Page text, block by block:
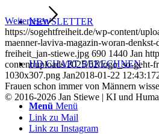
NEWSLETTER
HD CHART BERECHNEN
Menü Menü
Weiterlesen
https://sogehtfreiheit.de/wp-content/
maenner-laviva-magazin-woran-denkst-
freiheit_jan-stiewe.jpg 690 1440 Jan
content/uploads/2025/02/logo_so-
1030x307.png Jan2018-01-22 12:43:17
Frauen schon immer von Männern
© 2016-2026 Jan Stiewe | KI und
Link zu Mail
Link zu Instagram